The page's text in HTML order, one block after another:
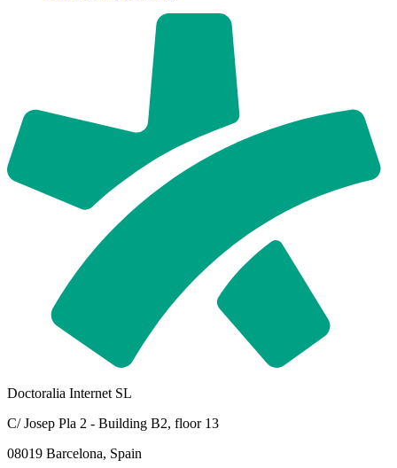
Doctoralia Internet SL
C/ Josep Pla 2 - Building B2, floor 13
08019 Barcelona, Spain